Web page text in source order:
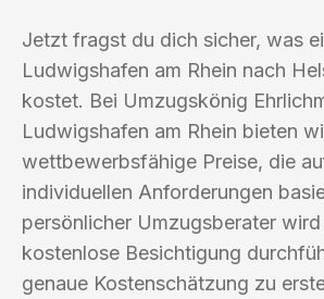
Jetzt fragst du dich sicher, was
Ludwigshafen am Rhein nach
kostet. Bei Umzugskönig
Ludwigshafen am Rhein bieten
wettbewerbsfähige Preise, die
individuellen Anforderungen
persönlicher Umzugsberater wird
kostenlose Besichtigung
genaue Kostenschätzung zu